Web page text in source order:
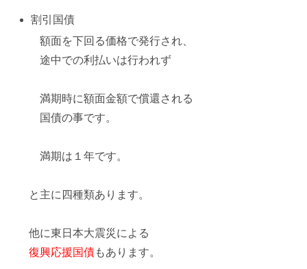
割引国債
額面を下回る価格で発行され、
途中での利払いは行われず
満期時に額面金額で償還される
国債の事です。
満期は１年です。
と主に四種類あります。
他に東日本大震災による
復興応援国債もあります。